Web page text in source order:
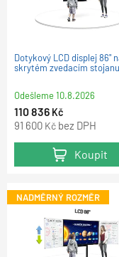
Dotykový LCD displej 86"
skrytém zvedacím stojanu
Odešleme10.8.2026
110 836 Kč
91 600 Kč bez DPH
Koupit
NADMĚRNÝ ROZMĚR